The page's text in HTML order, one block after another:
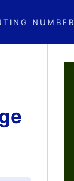
NUMBER